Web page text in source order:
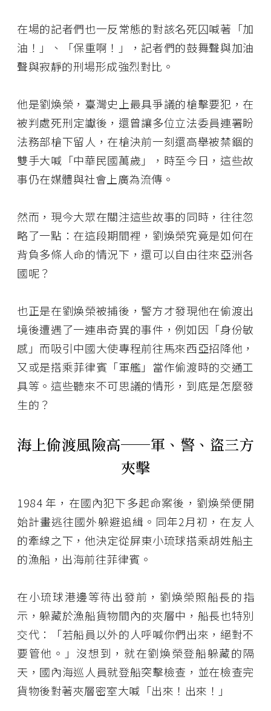
在場的記者們也一反常態的對該名死囚喊著「加
油！」、「保重啊！」，記者們的鼓舞聲與加油
聲與寂靜的刑場形成強烈對比。
他是劉煥榮，臺灣史上最具爭議的槍擊要犯，在
被判處死刑定讞後，還曾讓多位立法委員連署盼
法務部槍下留人，在槍決前一刻還高舉被禁錮的
雙手大喊「中華民國萬歲」，時至今日，這些故
事仍在媒體與社會上廣為流傳。
然而，現今大眾在關注這些故事的同時，往往忽
略了一點：在這段期間裡，劉煥榮究竟是如何在
背負多條人命的情況下，還可以自由往來亞洲各
國呢？
也正是在劉煥榮被捕後，警方才發現他在偷渡出
境後遭遇了一連串奇異的事件，例如因「身份敏
感」而吸引中國大使專程前往馬來西亞招降他，
又或是搭乘菲律賓「軍艦」當作偷渡時的交通工
具等。這些聽來不可思議的情形，到底是怎麼發
生的？
海上偷渡風險高──軍、警、盜三方
夾擊
1984 年，在國內犯下多起命案後，劉煥榮便開
始計畫逃往國外躲避追緝。同年2月初，在友人
的牽線之下，他決定從屏東小琉球搭乘胡姓船主
的漁船，出海前往菲律賓。
在小琉球港邊等待出發前，劉煥榮照船長的指
示，躲藏於漁船貨物間內的夾層中，船長也特別
交代：「若船員以外的人呼喊你們出來，絕對不
要管他。」沒想到，就在劉煥榮登船躲藏的隔
天，國內海巡人員就登船突擊檢查，並在檢查完
貨物後對著夾層密室大喊「出來！出來！」